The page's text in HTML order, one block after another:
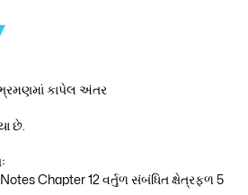
કાપેલ અંતર
છે.